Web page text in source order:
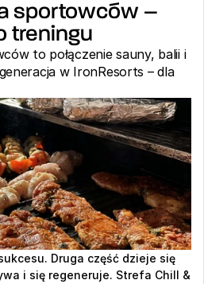
sportowców –
treningu
to połączenie sauny, balii i
w IronResorts – dla
Druga część dzieje się
i się regeneruje. Strefa Chill &